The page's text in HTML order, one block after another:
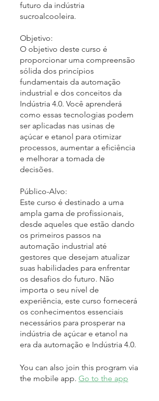
futuro da indústria
sucroalcooleira.
Objetivo:
O objetivo deste curso é
proporcionar uma compreensão
sólida dos princípios
fundamentais da automação
industrial e dos conceitos da
Indústria 4.0. Você aprenderá
como essas tecnologias podem
ser aplicadas nas usinas de
açúcar e etanol para otimizar
processos, aumentar a eficiência
e melhorar a tomada de
decisões.
Público-Alvo:
Este curso é destinado a uma
ampla gama de profissionais,
desde aqueles que estão dando
os primeiros passos na
automação industrial até
gestores que desejam atualizar
suas habilidades para enfrentar
os desafios do futuro. Não
importa o seu nível de
experiência, este curso fornecerá
os conhecimentos essenciais
necessários para prosperar na
indústria de açúcar e etanol na
You can also join this program via
the mobile app. Go to the app